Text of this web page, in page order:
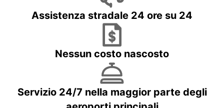
Assistenza stradale 24 ore su 24
Nessun costo nascosto
Servizio 24/7 nella maggior parte degli